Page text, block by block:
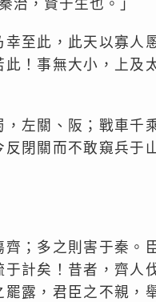
治，賢于生也。」
至此，此天以寡人
！事無大小，上及
左關、阪；戰車千
閉關而不敢窺兵于
；多之則害于秦。
計矣！昔者，齊人
露，君臣之不親，